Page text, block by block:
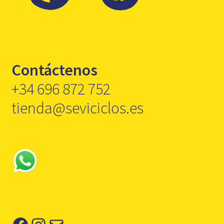
Contáctenos
+34 696 872 752
tienda@seviciclos.es